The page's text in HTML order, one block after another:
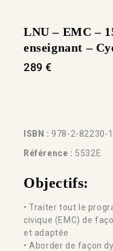
LNU – EMC –
enseignant –
289€
ISBN : 978-2-82230-
Référence : 5532E
Objectifs:
• Traiter tout le
civique (EMC) de
et adaptée
• Aborder de façon